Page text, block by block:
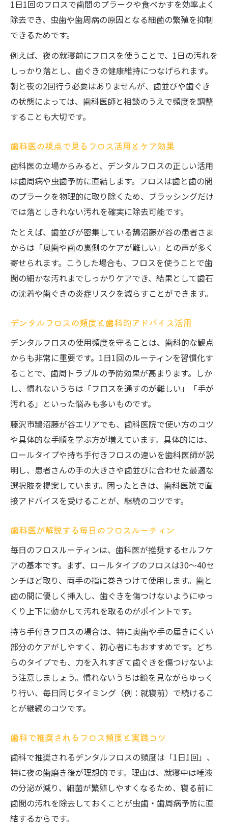
1日1回のフロスで歯間のプラークや食べかすを効率よく
除去でき、虫歯や歯周病の原因となる細菌の繁殖を抑制
できるためです。
例えば、夜の就寝前にフロスを使うことで、1日の汚れを
しっかり落とし、歯ぐきの健康維持につなげられます。
朝と夜の2回行う必要はありませんが、歯並びや歯ぐき
の状態によっては、歯科医師と相談のうえで頻度を調整
することも大切です。
歯科医の視点で見るフロス活用とケア効果
歯科医の立場からみると、デンタルフロスの正しい活用
は歯周病や虫歯予防に直結します。フロスは歯と歯の間
のプラークを物理的に取り除くため、ブラッシングだけ
では落としきれない汚れを確実に除去可能です。
たとえば、歯並びが密集している鵠沼藤が谷の患者さま
からは「奥歯や歯の裏側のケアが難しい」との声が多く
寄せられます。こうした場合も、フロスを使うことで歯
間の細かな汚れまでしっかりケアでき、結果として歯石
の沈着や歯ぐきの炎症リスクを減らすことができます。
デンタルフロスの頻度と歯科的アドバイス活用
デンタルフロスの使用頻度を守ることは、歯科的な観点
からも非常に重要です。1日1回のルーティンを習慣化す
ることで、歯周トラブルの予防効果が高まります。しか
し、慣れないうちは「フロスを通すのが難しい」「手が
汚れる」といった悩みも多いものです。
藤沢市鵠沼藤が谷エリアでも、歯科医院で使い方のコツ
や具体的な手順を学ぶ方が増えています。具体的には、
ロールタイプや持ち手付きフロスの違いを歯科医師が説
明し、患者さんの手の大きさや歯並びに合わせた最適な
選択肢を提案しています。困ったときは、歯科医院で直
接アドバイスを受けることが、継続のコツです。
歯科医が解説する毎日のフロスルーティン
毎日のフロスルーティンは、歯科医が推奨するセルフケ
アの基本です。まず、ロールタイプのフロスは30～40セ
ンチほど取り、両手の指に巻きつけて使用します。歯と
歯の間に優しく挿入し、歯ぐきを傷つけないようにゆっ
くり上下に動かして汚れを取るのがポイントです。
持ち手付きフロスの場合は、特に奥歯や手の届きにくい
部分のケアがしやすく、初心者にもおすすめです。どち
らのタイプでも、力を入れすぎて歯ぐきを傷つけないよ
う注意しましょう。慣れないうちは鏡を見ながらゆっく
り行い、毎日同じタイミング（例：就寝前）で続けるこ
とが継続のコツです。
歯科で推奨されるフロス頻度と実践コツ
歯科で推奨されるデンタルフロスの頻度は「1日1回」、
特に夜の歯磨き後が理想的です。理由は、就寝中は唾液
の分泌が減り、細菌が繁殖しやすくなるため、寝る前に
歯間の汚れを除去しておくことが虫歯・歯周病予防に直
結するからです。